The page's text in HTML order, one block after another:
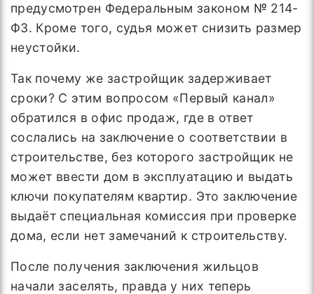
предусмотрен Федеральным законом № 214-
ФЗ. Кроме того, судья может снизить размер
неустойки.
Так почему же застройщик задерживает
сроки? С этим вопросом «Первый канал»
обратился в офис продаж, где в ответ
сослались на заключение о соответствии в
строительстве, без которого застройщик не
может ввести дом в эксплуатацию и выдать
ключи покупателям квартир. Это заключение
выдаёт специальная комиссия при проверке
дома, если нет замечаний к строительству.
После получения заключения жильцов
начали заселять, правда у них теперь